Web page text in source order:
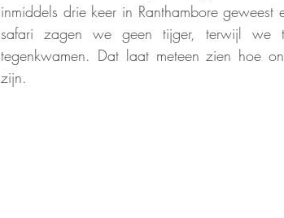
inmiddels drie keer in Ranthambore
safari zagen we geen tijger, terwijl we
tegenkwamen. Dat laat meteen zien hoe
zijn.